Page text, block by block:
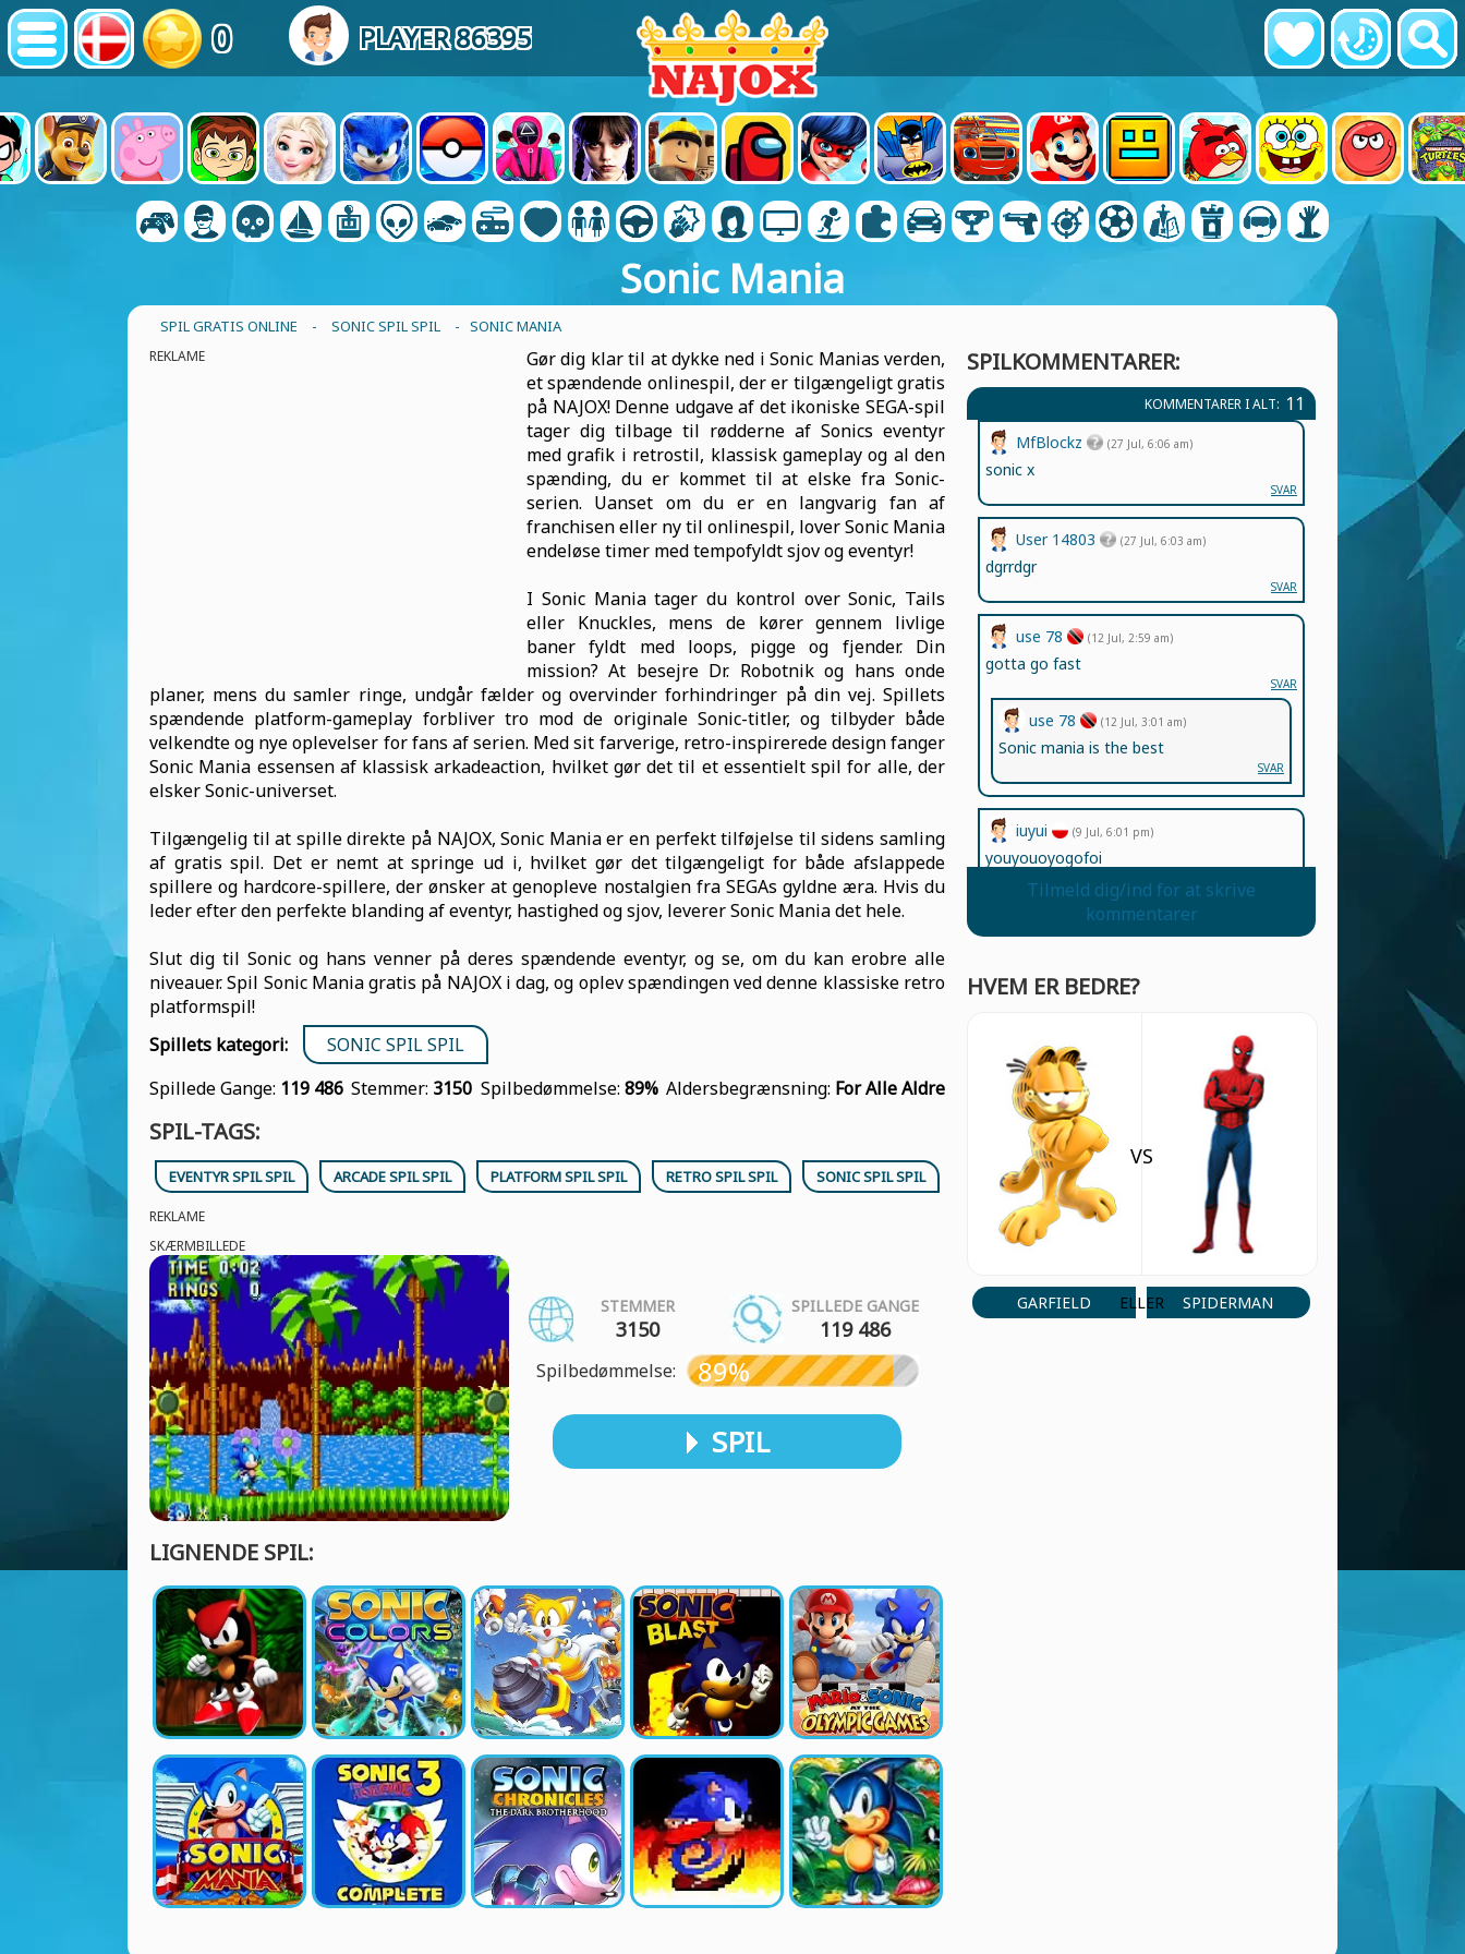
0 PLAYER 86395
Sonic Mania
SPIL GRATIS ONLINE - SONIC SPIL SPIL - SONIC MANIA
REKLAME
Gør dig klar til at dykke ned i Sonic Manias verden,
et spændende onlinespil, der er tilgængeligt gratis
på NAJOX! Denne udgave af det ikoniske SEGA-spil
tager dig tilbage til rødderne af Sonics eventyr
med grafik i retrostil, klassisk gameplay og al den
spænding, du er kommet til at elske fra Sonic-
serien. Uanset om du er en langvarig fan af
franchisen eller ny til onlinespil, lover Sonic Mania
endeløse timer med tempofyldt sjov og eventyr!
I Sonic Mania tager du kontrol over Sonic, Tails
eller Knuckles, mens de kører gennem livlige
baner fyldt med loops, pigge og fjender. Din
mission? At besejre Dr. Robotnik og hans onde
planer, mens du samler ringe, undgår fælder og overvinder forhindringer på din vej. Spillets
spændende platform-gameplay forbliver tro mod de originale Sonic-titler, og tilbyder både
velkendte og nye oplevelser for fans af serien. Med sit farverige, retro-inspirerede design fanger
Sonic Mania essensen af klassisk arkadeaction, hvilket gør det til et essentielt spil for alle, der
elsker Sonic-universet.
Tilgængelig til at spille direkte på NAJOX, Sonic Mania er en perfekt tilføjelse til sidens samling
af gratis spil. Det er nemt at springe ud i, hvilket gør det tilgængeligt for både afslappede
spillere og hardcore-spillere, der ønsker at genopleve nostalgien fra SEGAs gyldne æra. Hvis du
leder efter den perfekte blanding af eventyr, hastighed og sjov, leverer Sonic Mania det hele.
Slut dig til Sonic og hans venner på deres spændende eventyr, og se, om du kan erobre alle
niveauer. Spil Sonic Mania gratis på NAJOX i dag, og oplev spændingen ved denne klassiske retro
platformspil!
Spillets kategori:
SONIC SPIL SPIL
Spillede Gange: 119 486 Stemmer: 3150 Spilbedømmelse: 89% Aldersbegrænsning: For Alle Aldre
SPIL-TAGS:
EVENTYR SPIL SPIL ARCADE SPIL SPIL PLATFORM SPIL SPIL RETRO SPIL SPIL SONIC SPIL SPIL
REKLAME
SKÆRMBILLEDE
STEMMER
3150
SPILLEDE GANGE
119 486
Spilbedømmelse: 89%
SPIL
LIGNENDE SPIL:
SPILKOMMENTARER:
KOMMENTARER I ALT: 11
CANIMACCORD (9 Jun, 1:24 am)
CANIMACCORD (9 Jun, 1:24 am)
SONIC FAST
08878w (9 Jun, 1:53 am)
dsfdsdg
بللاةتااتمتمنبت
iuyui (9 Jul, 6:01 pm)
youyouoyogofoi
use 78 (12 Jul, 2:59 am)
gotta go fast
SVAR
use 78 (12 Jul, 3:01 am)
Sonic mania is the best
SVAR
User 14803 (27 Jul, 6:03 am)
dgrrdgr
SVAR
MfBlockz (27 Jul, 6:06 am)
sonic x
SVAR
Tilmeld dig/ind for at skrive
kommentarer
HVEM ER BEDRE?
GARFIELD
VS
ELLER SPIDERMAN